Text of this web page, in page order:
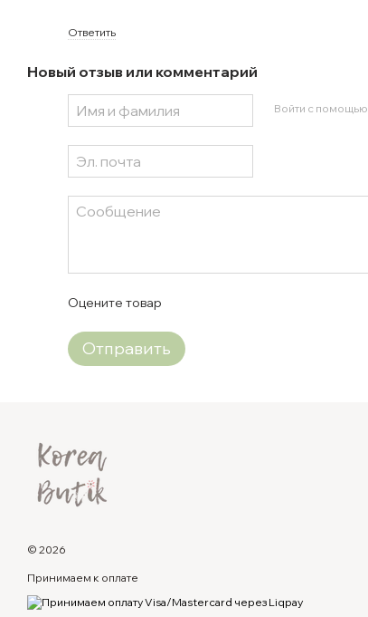
Ответить
Новый отзыв или комментарий
Войти с помощью
Оцените товар
Отправить
© 2026
Принимаем к оплате